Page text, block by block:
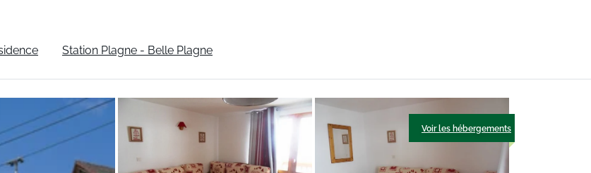
Station Plagne - Belle Plagne
Voir les hébergements